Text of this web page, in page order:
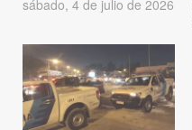
sábado, 4 de julio de 2026